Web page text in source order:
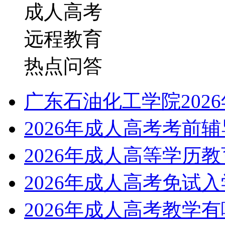
成人高考
远程教育
热点问答
广东石油化工学院
2026年成人高考考前
2026年成人高等学历
2026年成人高考免试
2026年成人高考教学